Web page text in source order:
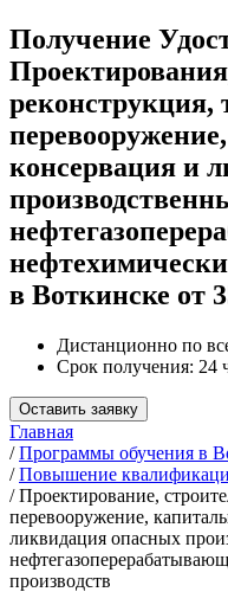
Получение
реконструкция,
консервация и
в Воткинске от
Дистанционно по
Срок получения: 24
Оставить заявку
Главная
/Программы обучения в
/Повышение
/Проектирование,
перевооружение,
ликвидация опасных
производств